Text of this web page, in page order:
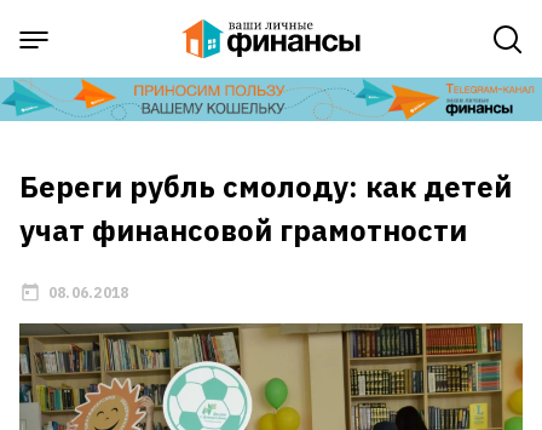
Береги рубль смолоду: как детей
учат финансовой грамотности
08.06.2018